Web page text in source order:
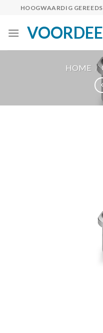
content
HOOGWAARDIG
HOME /